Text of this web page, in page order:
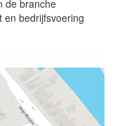
de branche
en bedrijfsvoering